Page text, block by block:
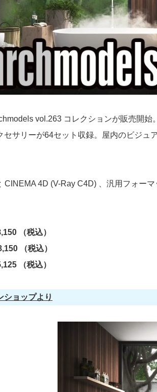
vol.263 コレクションが販売開
セサリーが64セット収録。屋内のビジュ
CINEMA 4D (V-Ray C4D) 、汎用フォー
税込）
（税込）
（税込）
ショップより